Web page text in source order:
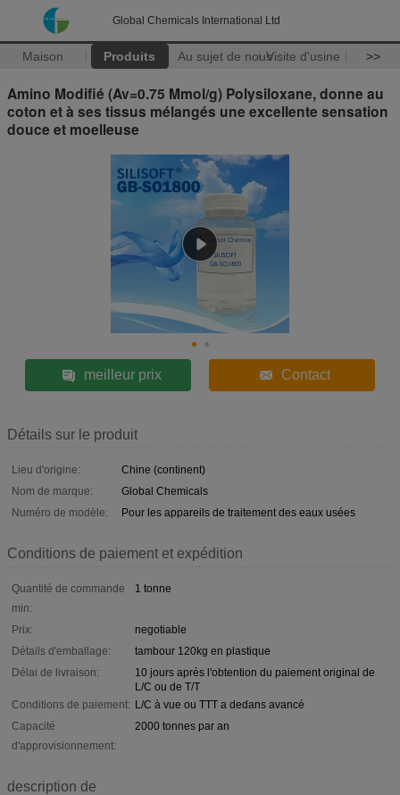
Global Chemicals International Ltd
Maison Produits Au sujet de nousVisite d'usine >>
Amino Modifié (Av=0.75 Mmol/g) Polysiloxane, donne au
coton et à ses tissus mélangés une excellente sensation
douce et moelleuse
meilleur prix Contact
Détails sur le produit
Lieu d'origine:
Chine (continent)
Nom de marque:
Global Chemicals
Numéro de modèle:
Pour les appareils de traitement des eaux usées
Conditions de paiement et expédition
Quantité de commande
min:
1 tonne
Prix:
negotiable
Détails d'emballage:
tambour 120kg en plastique
Délai de livraison:
10 jours après l'obtention du paiement original de
L/C ou de T/T
Conditions de paiement: L/C à vue ou TTT a dedans avancé
Capacité
d'approvisionnement:
2000 tonnes par an
description de